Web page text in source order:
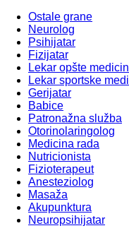
Ostale grane
Neurolog
Psihijatar
Fizijatar
Lekar opšte
Lekar sportske
Gerijatar
Babice
Patronažna služba
Otorinolaringolog
Medicina rada
Nutricionista
Fizioterapeut
Anesteziolog
Masaža
Akupunktura
Neuropsihijatar